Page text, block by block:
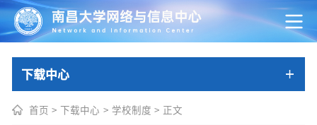
下载中心
首页 > 下载中心 > 学校制度 > 正文